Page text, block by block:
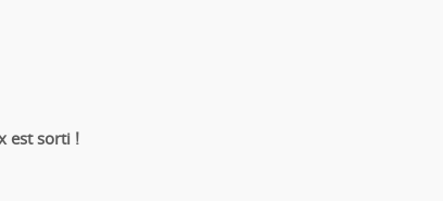
est sorti !